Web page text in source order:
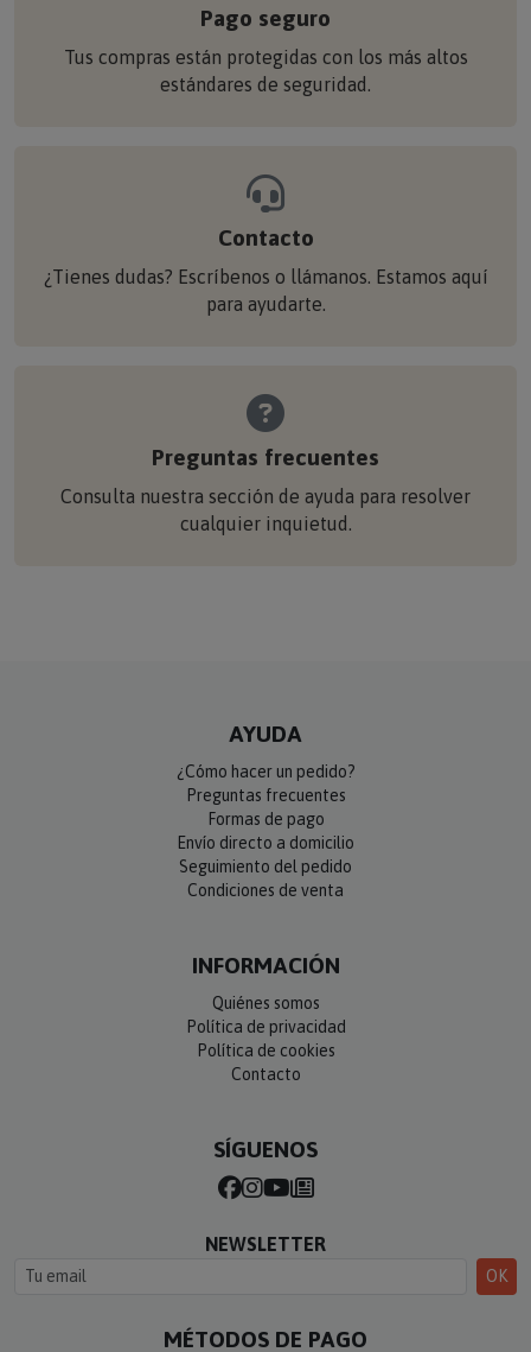
Pago seguro
Tus compras están protegidas con los más altos
estándares de seguridad.
Contacto
¿Tienes dudas? Escríbenos o llámanos. Estamos aquí
para ayudarte.
Preguntas frecuentes
Consulta nuestra sección de ayuda para resolver
cualquier inquietud.
AYUDA
¿Cómo hacer un pedido?
Preguntas frecuentes
Formas de pago
Envío directo a domicilio
Seguimiento del pedido
Condiciones de venta
INFORMACIÓN
Quiénes somos
Política de privacidad
Política de cookies
Contacto
SÍGUENOS
NEWSLETTER
OK
MÉTODOS DE PAGO